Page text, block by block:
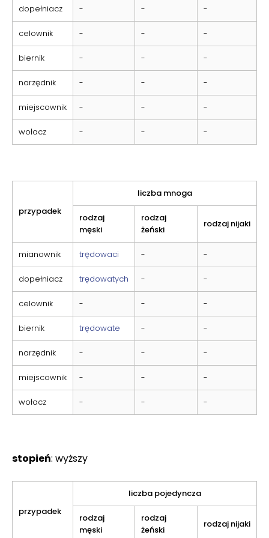
dopełniacz - - -
celownik - - -
biernik - - -
narzędnik - - -
miejscownik - - -
wołacz - - -
przypadek
liczba mnoga
rodzaj
męski
rodzaj
żeński
rodzaj nijaki
mianownik trędowaci - -
dopełniacz trędowatych - -
celownik - - -
biernik trędowate - -
narzędnik - - -
miejscownik - - -
wołacz - - -
stopień: wyższy
przypadek
liczba pojedyncza
rodzaj
męski
rodzaj
żeński
rodzaj nijaki